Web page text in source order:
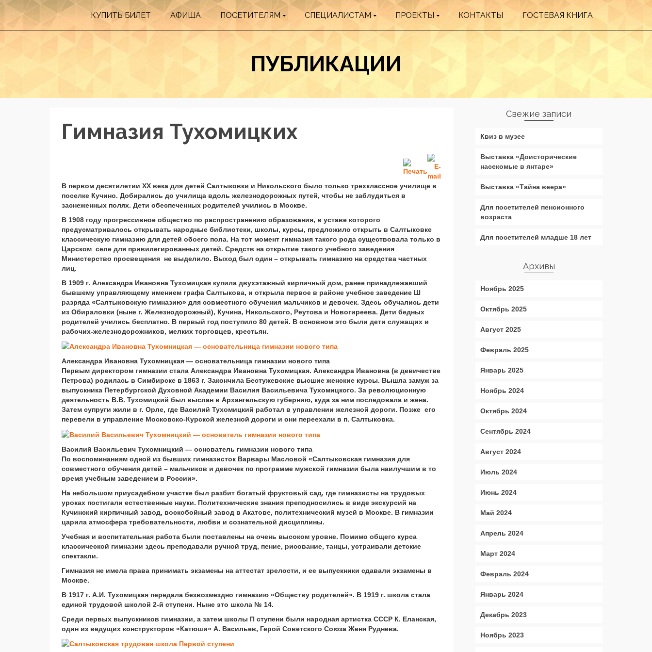
КУПИТЬ БИЛEТ АФИША ПОСЕТИТЕЛЯМ СПЕЦИАЛИСТАМ ПРОЕКТЫ КОНТАКТЫ ГОСТЕВАЯ КНИГА
ПУБЛИКАЦИИ
Гимназия Тухомицких
В первом десятилетии ХХ века для детей Салтыковки и Никольского было только трехклассное училище в
поселке Кучино. Добирались до училища вдоль железнодорожных путей, чтобы не заблудиться в
заснеженных полях. Дети обеспеченных родителей учились в Москве.
В 1908 году прогрессивное общество по распространению образования, в уставе которого
предусматривалось открывать народные библиотеки, школы, курсы, предложило открыть в Салтыковке
классическую гимназию для детей обоего пола. На тот момент гимназия такого рода существовала только в
Царском селе для привилегированных детей. Средств на открытие такого учебного заведения
Министерство просвещения не выделило. Выход был один – открывать гимназию на средства частных
лиц.
В 1909 г. Александра Ивановна Тухомицкая купила двухэтажный кирпичный дом, ранее принадлежавший
бывшему управляющему имением графа Салтыкова, и открыла первое в районе учебное заведение Ш
разряда «Салтыковскую гимназию» для совместного обучения мальчиков и девочек. Здесь обучались дети
из Обираловки (ныне г. Железнодорожный), Кучина, Никольского, Реутова и Новогиреева. Дети бедных
родителей учились бесплатно. В первый год поступило 80 детей. В основном это были дети служащих и
рабочих-железнодорожников, мелких торговцев, крестьян.
Александра Ивановна Тухомницкая — основательница гимназии нового типа
Первым директором гимназии стала Александра Ивановна Тухомицкая. Александра Ивановна (в девичестве
Петрова) родилась в Симбирске в 1863 г. Закончила Бестужевские высшие женские курсы. Вышла замуж за
выпускника Петербургской Духовной Академии Василия Васильевича Тухомицкого. За революционную
деятельность В.В. Тухомицкий был выслан в Архангельскую губернию, куда за ним последовала и жена.
Затем супруги жили в г. Орле, где Василий Тухомицкий работал в управлении железной дороги. Позже его
перевели в управление Московско-Курской железной дороги и они переехали в п. Салтыковка.
Василий Васильевич Тухомницкий — основатель гимназии нового типа
По воспоминаниям одной из бывших гимназисток Варвары Масловой «Салтыковская гимназия для
совместного обучения детей – мальчиков и девочек по программе мужской гимназии была наилучшим в то
время учебным заведением в России».
На небольшом приусадебном участке был разбит богатый фруктовый сад, где гимназисты на трудовых
уроках постигали естественные науки. Политехнические знания преподносились в виде экскурсий на
Кучинский кирпичный завод, воскобойный завод в Акатове, политехнический музей в Москве. В гимназии
царила атмосфера требовательности, любви и сознательной дисциплины.
Учебная и воспитательная работа были поставлены на очень высоком уровне. Помимо общего курса
классической гимназии здесь преподавали ручной труд, пение, рисование, танцы, устраивали детские
спектакли.
Гимназия не имела права принимать экзамены на аттестат зрелости, и ее выпускники сдавали экзамены в
Москве.
В 1917 г. А.И. Тухомицкая передала безвозмездно гимназию «Обществу родителей». В 1919 г. школа стала
единой трудовой школой 2-й ступени. Ныне это школа № 14.
Среди первых выпускников гимназии, а затем школы П ступени были народная артистка СССР К. Еланская,
один из ведущих конструкторов «Катюши» А. Васильев, Герой Советского Союза Женя Руднева.
Свежие записи
Квиз в музее
Выставка «Доисторические
насекомые в янтаре»
Выставка «Тайна веера»
Для посетителей пенсионного
возраста
Для посетителей младше 18 лет
Архивы
Ноябрь 2025
Октябрь 2025
Август 2025
Февраль 2025
Январь 2025
Ноябрь 2024
Октябрь 2024
Сентябрь 2024
Август 2024
Июль 2024
Июнь 2024
Май 2024
Апрель 2024
Март 2024
Февраль 2024
Январь 2024
Декабрь 2023
Ноябрь 2023